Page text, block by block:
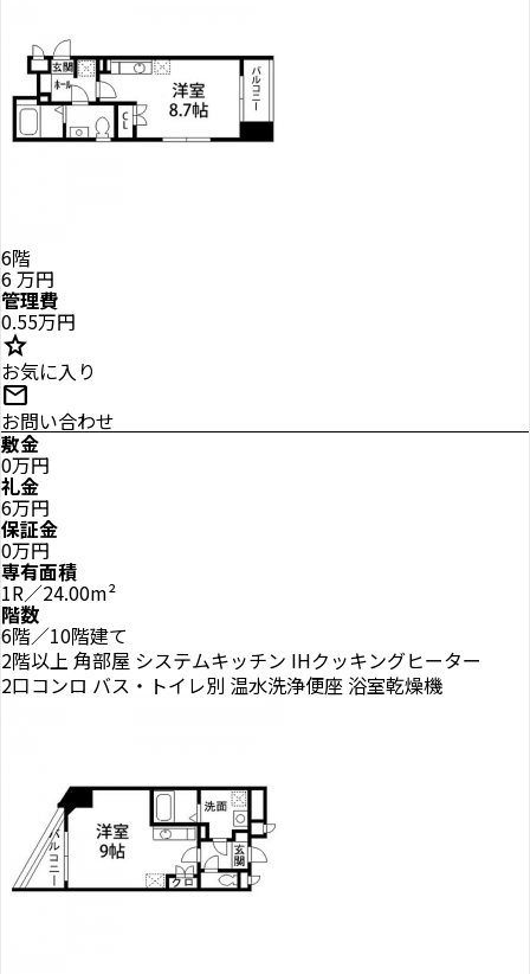
6階
6万円
管理費
0.55万円
star
お気に入り
mail
お問い合わせ
敷金
0万円
礼金
6万円
保証金
0万円
専有面積
1R／24.00m²
階数
6階／10階建て
2階以上 角部屋 システムキッチン IHクッキングヒーター
2口コンロ バス・トイレ別 温水洗浄便座 浴室乾燥機